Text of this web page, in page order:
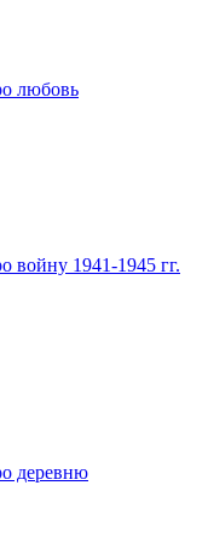
любовь
войну 1941-1945 гг.
деревню